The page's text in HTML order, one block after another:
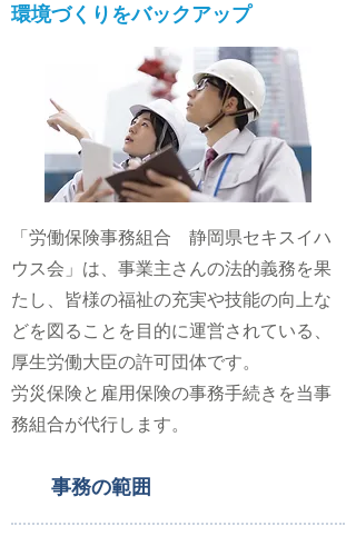
環境づくりをバックアップ
「労働保険事務組合 静岡県セキスイハ
ウス会」は、事業主さんの法的義務を果
たし、皆様の福祉の充実や技能の向上な
どを図ることを目的に運営されている、
厚生労働大臣の許可団体です。
労災保険と雇用保険の事務手続きを当事
務組合が代行します。
事務の範囲